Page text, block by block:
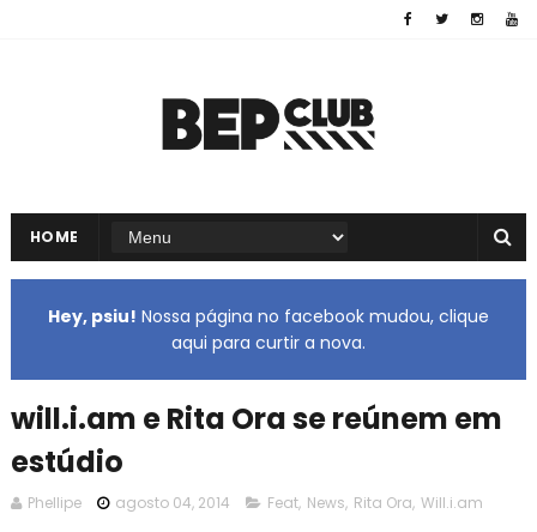
HOME
Hey, psiu! Nossa página no facebook mudou, clique
aqui para curtir a nova.
will.i.am e Rita Ora se reúnem em
estúdio
Phellipe agosto 04, 2014 Feat, News, Rita Ora, Will.i.am